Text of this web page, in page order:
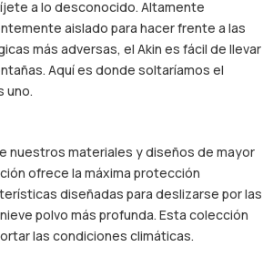
a lo desconocido. Altamente
aislado para hacer frente a las
más adversas, el Akin es fácil de llevar
Aquí es donde soltaríamos el
uno.
nuestros materiales y diseños de mayor
ofrece la máxima protección
diseñadas para deslizarse por las
polvo más profunda. Esta colección
las condiciones climáticas.